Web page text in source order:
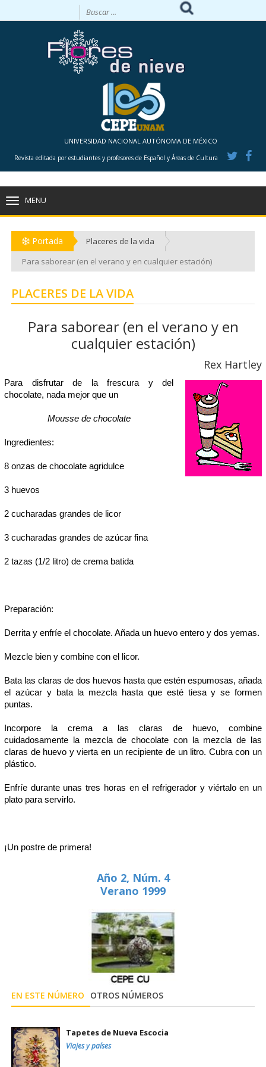
UNIVERSIDAD NACIONAL AUTÓNOMA DE MÉXICO
Revista editada por estudiantes y profesores de Español y Áreas de Cultura
MENU
Portada
Placeres de la vida
Para saborear (en el verano y en cualquier estación)
PLACERES DE LA VIDA
Para saborear (en el verano y en
cualquier estación)
Rex Hartley
Para disfrutar de la frescura y del
chocolate, nada mejor que un
Mousse de chocolate
Ingredientes:
8 onzas de chocolate agridulce
3 huevos
2 cucharadas grandes de licor
3 cucharadas grandes de azúcar fina
2 tazas (1/2 litro) de crema batida
Preparación:
Derrita y enfríe el chocolate. Añada un huevo entero y dos yemas.
Mezcle bien y combine con el licor.
Bata las claras de dos huevos hasta que estén espumosas, añada
el azúcar y bata la mezcla hasta que esté tiesa y se formen
puntas.
Incorpore la crema a las claras de huevo, combine
cuidadosamente la mezcla de chocolate con la mezcla de las
claras de huevo y vierta en un recipiente de un litro. Cubra con un
plástico.
Enfríe durante unas tres horas en el refrigerador y viértalo en un
plato para servirlo.
¡Un postre de primera!
Año 2, Núm. 4
Verano 1999
EN ESTE NÚMERO OTROS NÚMEROS
Tapetes de Nueva Escocia
Viajes y países